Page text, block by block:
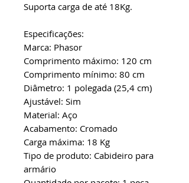
Suporta carga de até 18Kg.
Especificações:
Marca: Phasor
Comprimento máximo: 120 cm
Comprimento mínimo: 80 cm
Diâmetro: 1 polegada (25,4 cm)
Ajustável: Sim
Material: Aço
Acabamento: Cromado
Carga máxima: 18 Kg
Tipo de produto: Cabideiro para
armário